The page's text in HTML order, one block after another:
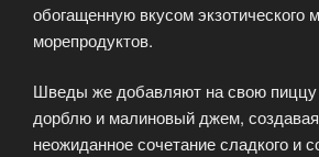
обогащенную вкусом экзотического
морепродуктов.
Шведы же добавляют на свою
дорблю и малиновый джем,
неожиданное сочетание сладкого и